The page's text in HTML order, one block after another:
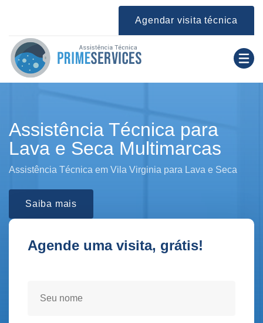
Agendar visita técnica
Assistência Técnica para
Lava e Seca Multimarcas
Assistência Técnica em Vila Virginia para Lava e Seca
Saiba mais
Agende uma visita, grátis!